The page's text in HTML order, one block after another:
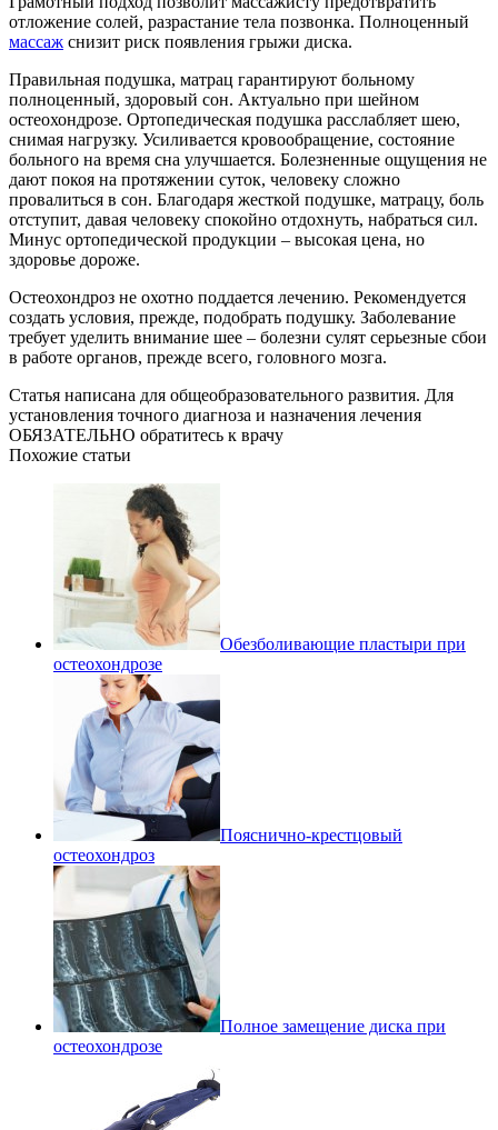
отложение солей, разрастание тела позвонка. Полноценный
массаж снизит риск появления грыжи диска.
Правильная подушка, матрац гарантируют больному
полноценный, здоровый сон. Актуально при шейном
остеохондрозе. Ортопедическая подушка расслабляет шею,
снимая нагрузку. Усиливается кровообращение, состояние
больного на время сна улучшается. Болезненные ощущения не
дают покоя на протяжении суток, человеку сложно
провалиться в сон. Благодаря жесткой подушке, матрацу, боль
отступит, давая человеку спокойно отдохнуть, набраться сил.
Минус ортопедической продукции – высокая цена, но
здоровье дороже.
Остеохондроз не охотно поддается лечению. Рекомендуется
создать условия, прежде, подобрать подушку. Заболевание
требует уделить внимание шее – болезни сулят серьезные сбои
в работе органов, прежде всего, головного мозга.
Статья написана для общеобразовательного развития. Для
установления точного диагноза и назначения лечения
ОБЯЗАТЕЛЬНО обратитесь к врачу
Похожие статьи
Обезболивающие пластыри при
остеохондрозе
Пояснично-крестцовый
остеохондроз
Полное замещение диска при
остеохондрозе